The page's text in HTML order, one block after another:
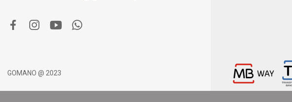
GOMANO @ 2023